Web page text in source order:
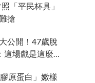
「平民杯具」
搶
公開！47歲脫
場戲是這麼拍
原蛋白」嫩樣